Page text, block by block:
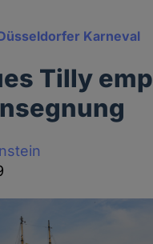
Karneval
Tilly